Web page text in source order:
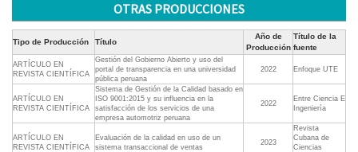
OTRAS PRODUCCIONES
Tipo de Producción Título
Año de
Producción
Título de la
fuente
ARTÍCULO EN
REVISTA CIENTÍFICA
Gestión del Gobierno Abierto y uso del
portal de transparencia en una universidad
pública peruana
2022 Enfoque UTE
ARTÍCULO EN
REVISTA CIENTÍFICA
Sistema de Gestión de la Calidad basado en
ISO 9001:2015 y su influencia en la
satisfacción de los servicios de una
empresa automotriz peruana
2022
Entre Ciencia E
Ingeniería
ARTÍCULO EN
REVISTA CIENTÍFICA
Evaluación de la calidad en uso de un
sistema transaccional de ventas
2023
Revista
Cubana de
Ciencias